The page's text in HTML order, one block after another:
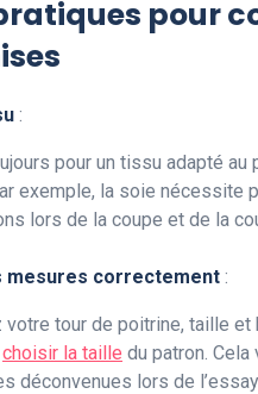
pour
:
pour un tissu adapté au
exemple, la soie nécessite
lors de la coupe et de la
mesures correctement :
votre tour de poitrine, taille et
choisir la taille du patron. Cela
déconvenues lors de